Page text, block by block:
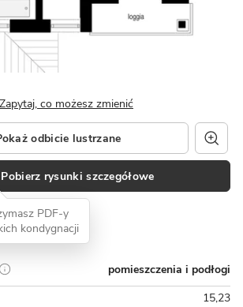
Zapytaj, co możesz zmienić
odbicie lustrzane
Pobierz rysunki szczegółowe
PDF-y
kondygnacji
pomieszczenia i podłogi
15,23